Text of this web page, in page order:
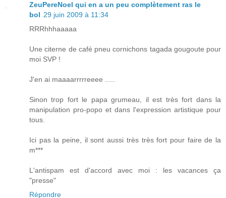
ZeuPereNoel qui en a un peu complètement ras le
bol 29 juin 2009 à 11:34
RRRhhhaaaaa
Une citerne de café pneu cornichons tagada gougoute pour
moi SVP !
J'en ai maaaarrrrreeee .....
Sinon trop fort le papa grumeau, il est très fort dans la
manipulation pro-popo et dans l'expression artistique pour
tous.
Ici pas la peine, il sont aussi très très fort pour faire de la
m***
L'antispam est d'accord avec moi : les vacances ça
"presse"
Répondre